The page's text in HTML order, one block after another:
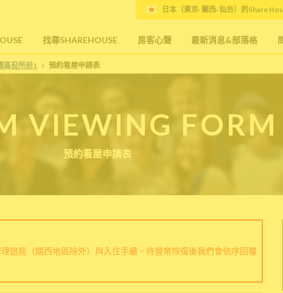
找尋SHAREHOUSE 房客心聲 最新消息&部落格
日本（東京· 關西· 仙台）的Share
區役所前1 預約看屋申請表
VIEWING FORM
預約看屋申請表
退房（關西地區除外）與入住手續。待營業恢復後我們會依序回覆